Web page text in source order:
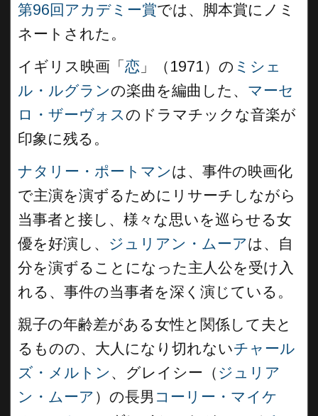
第96回アカデミー賞では、脚本賞にノミ
ネートされた。
イギリス映画「 恋 」（1971）の ミシェ
ル・ルグランの楽曲を編曲した、 マーセ
ロ・ザーヴォスのドラマチックな音楽が
印象に残る。
ナタリー・ポートマンは、事件の映画化
で主演を演ずるためにリサーチしながら
当事者と接し、様々な思いを巡らせる女
優を好演し、 ジュリアン・ムーアは、自
分を演ずることになった主人公を受け入
れる、事件の当事者を深く演じている。
親子の年齢差がある女性と関係して夫と
るものの、大人になり切れないチャール
ズ・メルトン 、グレイシー（ ジュリア
ン・ムーア ）の長男 コーリー・マイケ